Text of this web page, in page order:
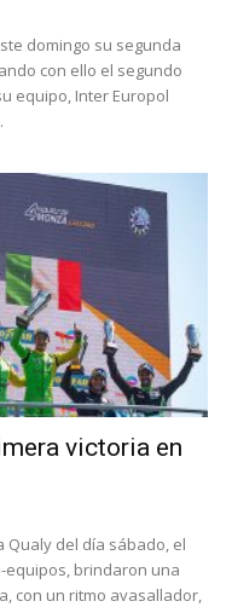
domingo su segunda
con ello el segundo
equipo, Inter Europol
victoria en
Qualy del día sábado, el
equipos, brindaron una
con un ritmo avasallador,